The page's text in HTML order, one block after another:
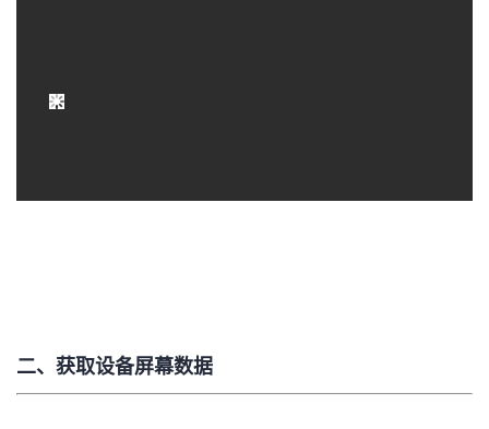
二、获取设备屏幕数据